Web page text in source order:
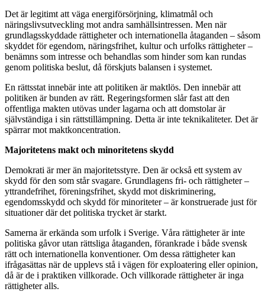
Det är legitimt att väga energiförsörjning, klimatmål och
näringslivsutveckling mot andra samhällsintressen. Men när
grundlagsskyddade rättigheter och internationella åtaganden – såsom
skyddet för egendom, näringsfrihet, kultur och urfolks rättigheter –
benämns som intresse och behandlas som hinder som kan rundas
genom politiska beslut, då förskjuts balansen i systemet.
En rättsstat innebär inte att politiken är maktlös. Den innebär att
politiken är bunden av rätt. Regeringsformen slår fast att den
offentliga makten utövas under lagarna och att domstolar är
självständiga i sin rättstillämpning. Detta är inte teknikaliteter. Det är
spärrar mot maktkoncentration.
Majoritetens makt och minoritetens skydd
Demokrati är mer än majoritetsstyre. Den är också ett system av
skydd för den som står svagare. Grundlagens fri- och rättigheter –
yttrandefrihet, föreningsfrihet, skydd mot diskriminering,
egendomsskydd och skydd för minoriteter – är konstruerade just för
situationer där det politiska trycket är starkt.
Samerna är erkända som urfolk i Sverige. Våra rättigheter är inte
politiska gåvor utan rättsliga åtaganden, förankrade i både svensk
rätt och internationella konventioner. Om dessa rättigheter kan
ifrågasättas när de upplevs stå i vägen för exploatering eller opinion,
då är de i praktiken villkorade. Och villkorade rättigheter är inga
rättigheter alls.